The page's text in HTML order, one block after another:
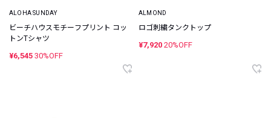
ALOHA SUNDAY
ビーチハウスモチーフプリント コッ
トンTシャツ
¥6,545 30%OFF
ALMOND
ロゴ刺繍タンクトップ
¥7,920 20%OFF